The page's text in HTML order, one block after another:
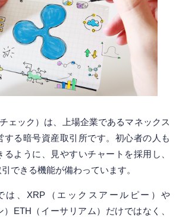
ェック）は、上場企業であるマネックス
する暗号資産取引所です。初心者の人も
ように、見やすいチャートを採用し、
できる機能が備わっています。
は、XRP（エックスアールピー）や
ETH（イーサリアム）だけではなく、